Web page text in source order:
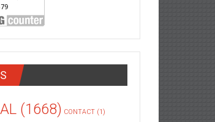
(1668) CONTACT (1)